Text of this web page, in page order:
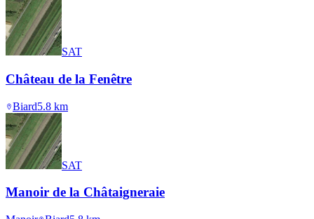
SAT
Château de la Fenêtre
Biard5.8 km
SAT
Manoir de la Châtaigneraie